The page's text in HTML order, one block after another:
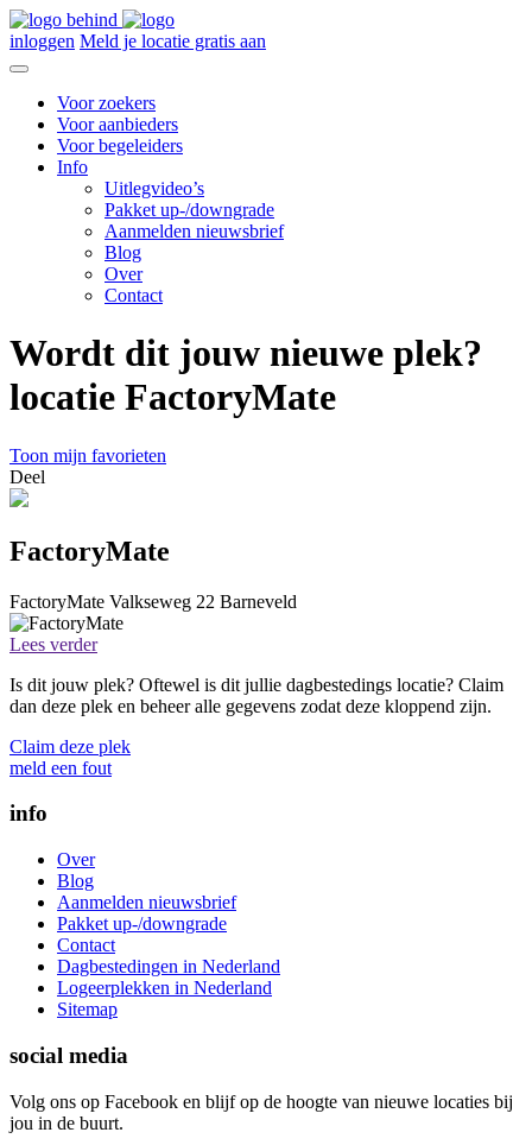
inloggen Meld je locatie gratis aan
Voor zoekers
Voor aanbieders
Voor begeleiders
Info
Uitlegvideo’s
Pakket up-/downgrade
Aanmelden nieuwsbrief
Blog
Over
Contact
Wordt dit jouw nieuwe plek?
locatie FactoryMate
Toon mijn favorieten
Deel
FactoryMate
FactoryMate Valkseweg 22 Barneveld
Lees verder
Is dit jouw plek? Oftewel is dit jullie dagbestedings locatie? Claim
dan deze plek en beheer alle gegevens zodat deze kloppend zijn.
Claim deze plek
meld een fout
info
Over
Blog
Aanmelden nieuwsbrief
Pakket up-/downgrade
Contact
Dagbestedingen in Nederland
Logeerplekken in Nederland
Sitemap
social media
Volg ons op Facebook en blijf op de hoogte van nieuwe locaties bij
jou in de buurt.